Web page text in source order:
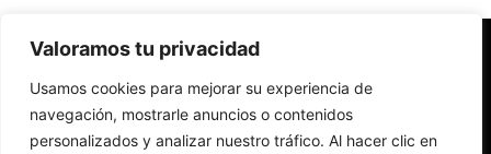
Valoramos tu privacidad
Usamos cookies para mejorar su experiencia de
navegación, mostrarle anuncios o contenidos
personalizados y analizar nuestro tráfico. Al hacer clic en
Redes Cristianas
Una mirada alternativa sobre la Iglesia católica y la sociedad
- Colectivos de Redes Cristianas